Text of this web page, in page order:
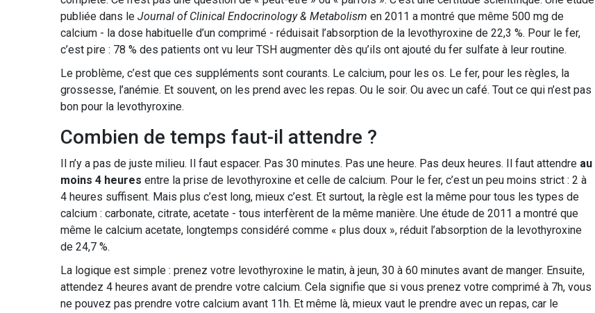
publiée dans le Journal of Clinical Endocrinology & Metabolism en 2011 a montré que même 500 mg de
calcium - la dose habituelle d’un comprimé - réduisait l’absorption de la levothyroxine de 22,3 %. Pour le fer,
c’est pire : 78 % des patients ont vu leur TSH augmenter dès qu’ils ont ajouté du fer sulfate à leur routine.
Le problème, c’est que ces suppléments sont courants. Le calcium, pour les os. Le fer, pour les règles, la
grossesse, l’anémie. Et souvent, on les prend avec les repas. Ou le soir. Ou avec un café. Tout ce qui n’est pas
bon pour la levothyroxine.
Combien de temps faut-il attendre ?
Il n’y a pas de juste milieu. Il faut espacer. Pas 30 minutes. Pas une heure. Pas deux heures. Il faut attendre au
moins 4 heures entre la prise de levothyroxine et celle de calcium. Pour le fer, c’est un peu moins strict : 2 à
4 heures suffisent. Mais plus c’est long, mieux c’est. Et surtout, la règle est la même pour tous les types de
calcium : carbonate, citrate, acetate - tous interfèrent de la même manière. Une étude de 2011 a montré que
même le calcium acetate, longtemps considéré comme « plus doux », réduit l’absorption de la levothyroxine
de 24,7 %.
La logique est simple : prenez votre levothyroxine le matin, à jeun, 30 à 60 minutes avant de manger. Ensuite,
attendez 4 heures avant de prendre votre calcium. Cela signifie que si vous prenez votre comprimé à 7h, vous
ne pouvez pas prendre votre calcium avant 11h. Et même là, mieux vaut le prendre avec un repas, car le